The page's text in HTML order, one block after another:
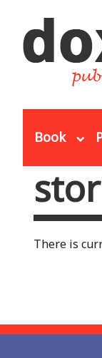
Book
You
There is